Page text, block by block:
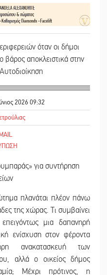
όταν οι δήμοι
αποκλειστικά στην
2026 09:32
πλανάται πλέον πάνω
της χώρας. Τι συμβαίνει
επειγόντως μια δαπανηρή
ενίσχυση στον φέροντα
ανακατασκευή των
αλλά ο οικείος δήμος
Μέχρι πρότινος, η